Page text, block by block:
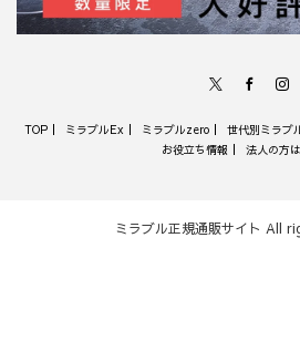
TOP ミラブルEx ミラブルzero 世代別ミラブ
お役立ち情報
法人の方
ミラブル正規通販サイト All